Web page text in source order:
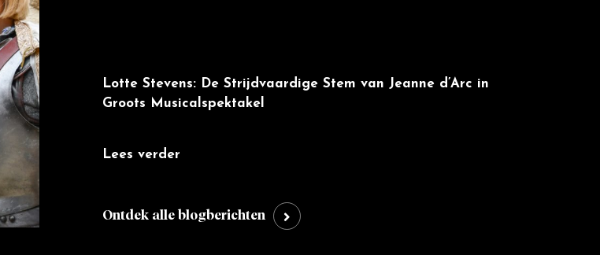
Lotte Stevens: De Strijdvaardige Stem van Jeanne d’Arc in
Groots Musicalspektakel
Lees verder
Ontdek alle blogberichten